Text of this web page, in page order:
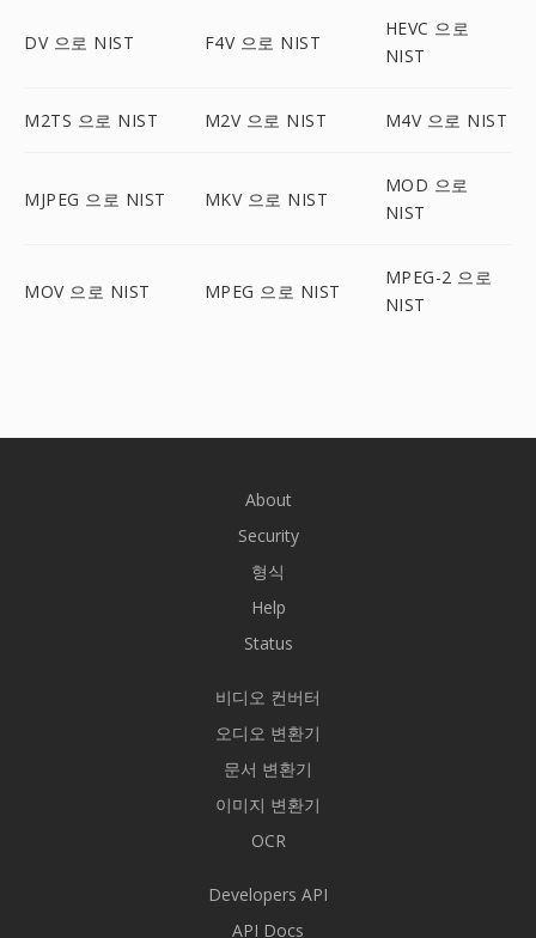
DV 으로 NIST F4V 으로 NIST
HEVC 으로
NIST
M2TS 으로 NIST M2V 으로 NIST M4V 으로 NIST
MJPEG 으로 NIST MKV 으로 NIST
MOD 으로
NIST
MOV 으로 NIST MPEG 으로 NIST
MPEG-2 으로
NIST
About
Security
형식
Help
Status
비디오 컨버터
오디오 변환기
문서 변환기
이미지 변환기
OCR
Developers API
API Docs